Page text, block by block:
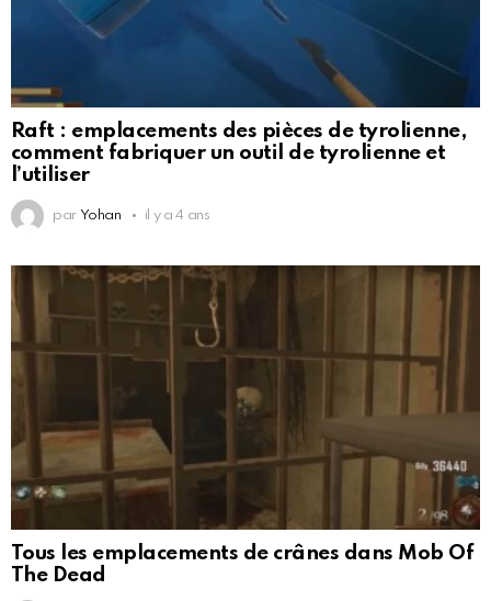
Raft : emplacements des pièces de tyrolienne,
comment fabriquer un outil de tyrolienne et
l’utiliser
par Yohan il y a 4 ans
Tous les emplacements de crânes dans Mob Of
The Dead